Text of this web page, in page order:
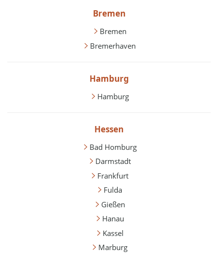
Bremen
Bremen
Bremerhaven
Hamburg
Hamburg
Hessen
Bad Homburg
Darmstadt
Frankfurt
Fulda
Gießen
Hanau
Kassel
Marburg